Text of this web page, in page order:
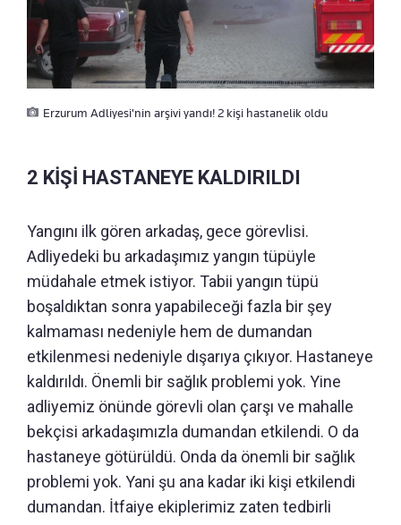
Erzurum Adliyesi'nin arşivi yandı! 2 kişi hastanelik oldu
2 KİŞİ HASTANEYE KALDIRILDI
Yangını ilk gören arkadaş, gece görevlisi.
Adliyedeki bu arkadaşımız yangın tüpüyle
müdahale etmek istiyor. Tabii yangın tüpü
boşaldıktan sonra yapabileceği fazla bir şey
kalmaması nedeniyle hem de dumandan
etkilenmesi nedeniyle dışarıya çıkıyor. Hastaneye
kaldırıldı. Önemli bir sağlık problemi yok. Yine
adliyemiz önünde görevli olan çarşı ve mahalle
bekçisi arkadaşımızla dumandan etkilendi. O da
hastaneye götürüldü. Onda da önemli bir sağlık
problemi yok. Yani şu ana kadar iki kişi etkilendi
dumandan. İtfaiye ekiplerimiz zaten tedbirli